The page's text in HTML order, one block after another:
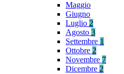
Maggio
Giugno
Luglio 2
Agosto 3
Settembre 1
Ottobre 2
Novembre 7
Dicembre 2